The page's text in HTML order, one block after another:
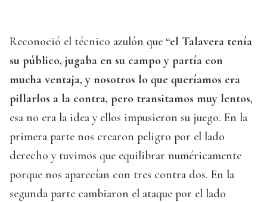
Reconoció el técnico azulón que “el Talavera tenía
su público, jugaba en su campo y partía con
mucha ventaja, y nosotros lo que queríamos era
pillarlos a la contra, pero transitamos muy lentos,
esa no era la idea y ellos impusieron su juego. En la
primera parte nos crearon peligro por el lado
derecho y tuvimos que equilibrar numéricamente
porque nos aparecían con tres contra dos. En la
segunda parte cambiaron el ataque por el lado